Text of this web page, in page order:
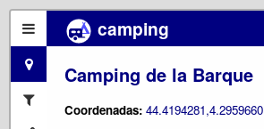
camping
Camping de la Barque
Coordenadas: 44.4194281,4.2959660